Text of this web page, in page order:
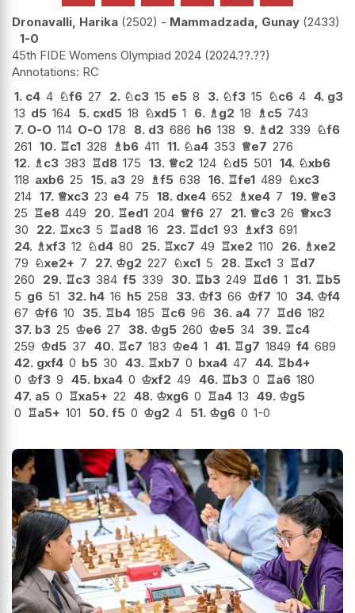
Dronavalli, Harika 2502 - Mammadzada, Gunay 2433
1-0
45th FIDE Womens Olympiad 2024 2024.??.??
RC
1. c4 4 ♘f6 27 2. ♘c3 15 e5 8 3. ♘f3 15 ♘c6 4 4. g3
13 d5 164 5. cxd5 18 ♘xd5 1 6. ♗ g2 18 ♗ c5 743
7. O-O 114 O-O 178 8. d3 686 h6 138 9. ♗ d2 339 ♘f6
261 10. ♖c1 328 ♗ b6 411 11. ♘a4 353 ♕e7 276
12. ♗ c3 383 ♖d8 175 13. ♕c2 124 ♘d5 501 14. ♘xb6
118 axb6 25 15. a3 29 ♗f5 638 16. ♖fe1 489 ♘xc3
214 17. ♕xc3 23 e4 75 18. dxe4 652 ♗xe4 7 19. ♕e3
25 ♖e8 449 20. ♖ed1 204 ♕f6 27 21. ♕c3 26 ♕xc3
30
22. ♖xc3 5 ♖ad8 16 23. ♖dc1 93 ♗xf3 691
24. ♗xf3 12 ♘d4 80 25. ♖xc7 49 ♖xe2 110 26. ♗xe2
79 ♘xe2+ 7 27. ♔g2 227 ♘xc1 5 28. ♖xc1 3 ♖d7
260
29. ♖c3 384 f5 339 30. ♖b3 249 ♖d6 1 31. ♖b5
5 g6 51 32. h4 16 h5 258 33. ♔f3 66 ♔f7 10 34. ♔f4
67 ♔f6 10 35. ♖b4 185 ♖c6 96 36. a4 77 ♖d6 182
37. b3 25 ♔e6 27 38. ♔g5 260 ♔e5 34 39. ♖c4
259 ♔d5 37 40. ♖c7 183 ♔e4 1 41. ♖g7 1849 f4 689
42. gxf4 0 b5 30 43. ♖xb7 0 bxa4 47 44. ♖b4+
0 ♔f3 9 45. bxa4 0 ♔xf2 49 46. ♖b3 0 ♖a6 180
47. a5 0 ♖xa5+ 22 48. ♔xg6 0 ♖a4 13 49. ♔g5
0 ♖a5+ 101 50. f5 0 ♔g2 4 51. ♔g6 0 1-0